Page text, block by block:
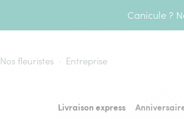
Canicule ?
Nos fleuristes Entreprise
Livraison express